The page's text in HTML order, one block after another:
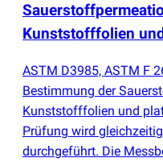
Kunststofffolien
ASTM D3985, ASTM F
Bestimmung der
Kunststofffolien und
Prüfung wird
durchgeführt. Die